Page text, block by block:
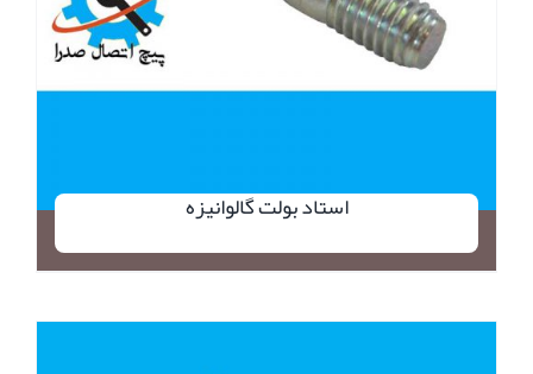
استاد بولت گالوانیزه